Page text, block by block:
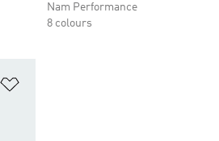
Nam Performance
8 colours